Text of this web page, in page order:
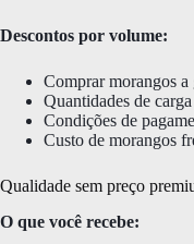
Descontos por volume:
Comprar morangos
Quantidades de
Condições de
Custo de morangos
Qualidade sem preço
O que você recebe: